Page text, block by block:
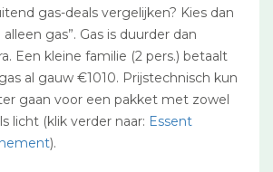
gas-deals vergelijken? Kies dan
alleen gas”. Gas is duurder dan
Een kleine familie (2 pers.) betaalt
al gauw €1010. Prijstechnisch kun
gaan voor een pakket met zowel
licht (klik verder naar: Essent
).